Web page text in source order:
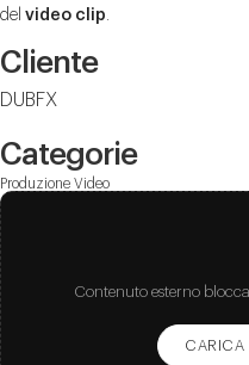
del video clip.
Cliente
DUBFX
Categorie
Produzione Video
Contenuto esterno
CARICA